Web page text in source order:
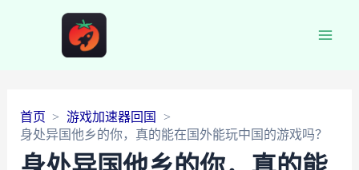
首页
游戏加速器回国
身处异国他乡的你，真的能在国外能玩中国的游戏吗？